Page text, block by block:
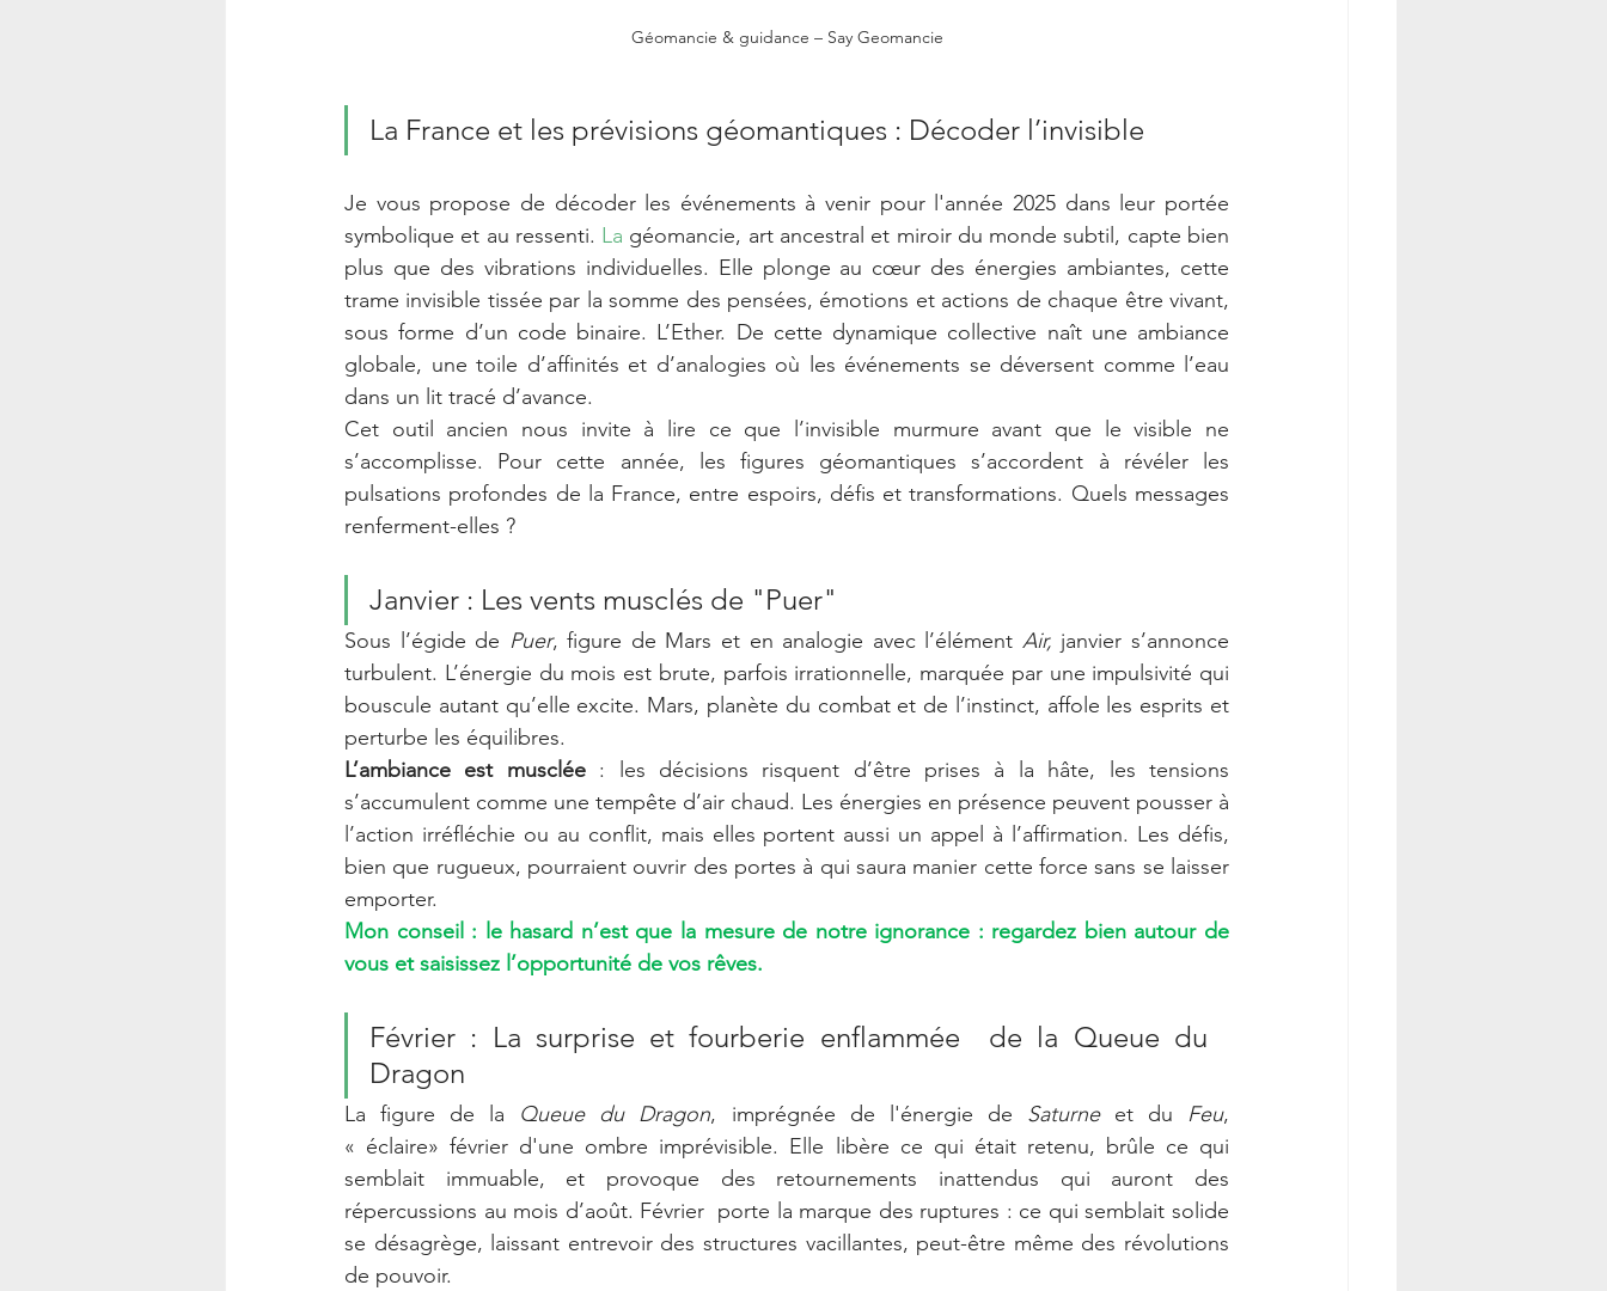
Géomancie & guidance – Say Geomancie
La France et les prévisions géomantiques : Décoder l’invisible
Je vous propose de décoder les événements à venir pour l'année 2025 dans leur portée
symbolique et au ressenti. La géomancie, art ancestral et miroir du monde subtil, capte bien
plus que des vibrations individuelles. Elle plonge au cœur des énergies ambiantes, cette
trame invisible tissée par la somme des pensées, émotions et actions de chaque être vivant,
sous forme d’un code binaire. L’Ether. De cette dynamique collective naît une ambiance
globale, une toile d’affinités et d’analogies où les événements se déversent comme l’eau
dans un lit tracé d’avance.
Cet outil ancien nous invite à lire ce que l’invisible murmure avant que le visible ne
s’accomplisse. Pour cette année, les figures géomantiques s’accordent à révéler les
pulsations profondes de la France, entre espoirs, défis et transformations. Quels messages
renferment-elles ?
Janvier : Les vents musclés de "Puer"
Sous l’égide de Puer, figure de Mars et en analogie avec l’élément Air, janvier s’annonce
turbulent. L’énergie du mois est brute, parfois irrationnelle, marquée par une impulsivité qui
bouscule autant qu’elle excite. Mars, planète du combat et de l’instinct, affole les esprits et
perturbe les équilibres.
L’ambiance est musclée : les décisions risquent d’être prises à la hâte, les tensions
s’accumulent comme une tempête d’air chaud. Les énergies en présence peuvent pousser à
l’action irréfléchie ou au conflit, mais elles portent aussi un appel à l’affirmation. Les défis,
bien que rugueux, pourraient ouvrir des portes à qui saura manier cette force sans se laisser
emporter.
Mon conseil : le hasard n’est que la mesure de notre ignorance : regardez bien autour de
vous et saisissez l’opportunité de vos rêves.
Février : La surprise et fourberie enflammée  de la Queue du
Dragon
La figure de la Queue du Dragon, imprégnée de l'énergie de Saturne et du Feu,
« éclaire» février d'une ombre imprévisible. Elle libère ce qui était retenu, brûle ce qui
semblait immuable, et provoque des retournements inattendus qui auront des
répercussions au mois d’août. Février  porte la marque des ruptures : ce qui semblait solide
se désagrège, laissant entrevoir des structures vacillantes, peut-être même des révolutions
de pouvoir.